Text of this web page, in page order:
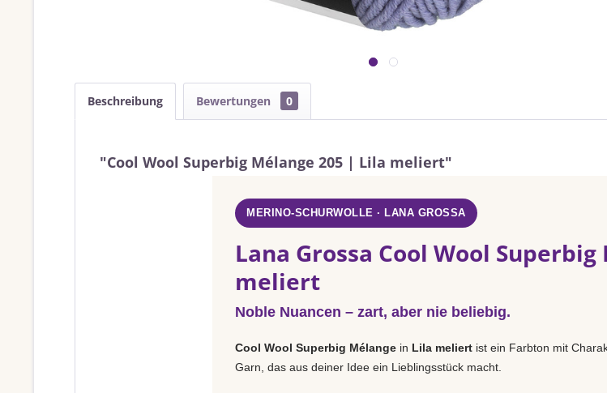
Beschreibung Bewertungen 0
"Cool Wool Superbig Mélange 205 | Lila meliert"
MERINO-SCHURWOLLE · LANA GROSSA
Lana Grossa Cool Wool Superbig
meliert
Noble Nuancen – zart, aber nie beliebig.
Cool Wool Superbig Mélange in Lila meliert ist ein Farbton mit
Garn, das aus deiner Idee ein Lieblingsstück macht.